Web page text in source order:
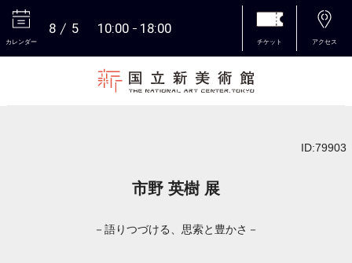
カレンダー
8 5 10:00 18:00
チケット アクセス
ID:79903
市野 英樹 展
－語りつづける、思索と豊かさ－